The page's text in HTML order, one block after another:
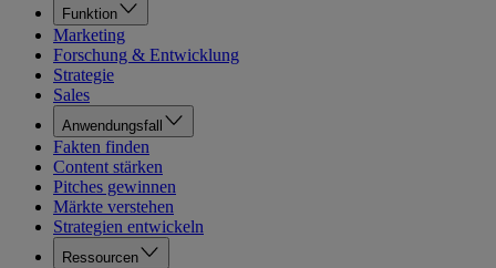
Funktion
Marketing
Forschung & Entwicklung
Strategie
Sales
Anwendungsfall
Fakten finden
Content stärken
Pitches gewinnen
Märkte verstehen
Strategien entwickeln
Ressourcen